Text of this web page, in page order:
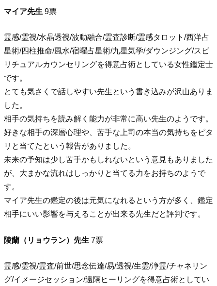
マイア先生 9票
霊感/霊視/水晶透視/波動融合/霊査診断/霊感タロット/西洋占
星術/四柱推命/風水/宿曜占星術/九星気学/ダウンジング/スピ
リチュアルカウンセリングを得意占術としている女性鑑定士
です。
とても気さくで話しやすい先生という書き込みが沢山ありま
した。
相手の気持ちを読み解く能力が非常に高い先生のようです。
好きな相手の深層心理や、苦手な上司の本当の気持ちをピタ
リと当てたという報告がありました。
未来の予知は少し苦手かもしれないという意見もありました
が、大まかな流れはしっかりと当てる力をお持ちのようで
す。
マイア先生の鑑定の後は元気になれるという方が多く、鑑定
相手にいい影響を与えることが出来る先生だと評判です。
陵蘭（リョウラン）先生 7票
霊感/霊視/霊査/前世/思念伝達/易/透視/生霊/浄霊/チャネリン
グ/イメージセッション/遠隔ヒーリングを得意占術としてい